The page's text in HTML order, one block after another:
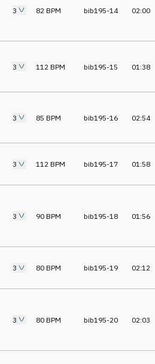
3 82 BPM bib195-14 02:00
3 112 BPM bib195-15 01:38
3 85 BPM bib195-16 02:54
3 112 BPM bib195-17 01:58
3 90 BPM bib195-18 01:56
3 80 BPM bib195-19 02:12
3 80 BPM bib195-20 02:03